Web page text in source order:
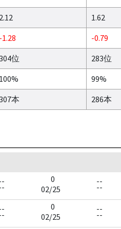
1.62
-0.79
位
283位
99%
本
286本
0
02/25
--
--
0
02/25
--
--